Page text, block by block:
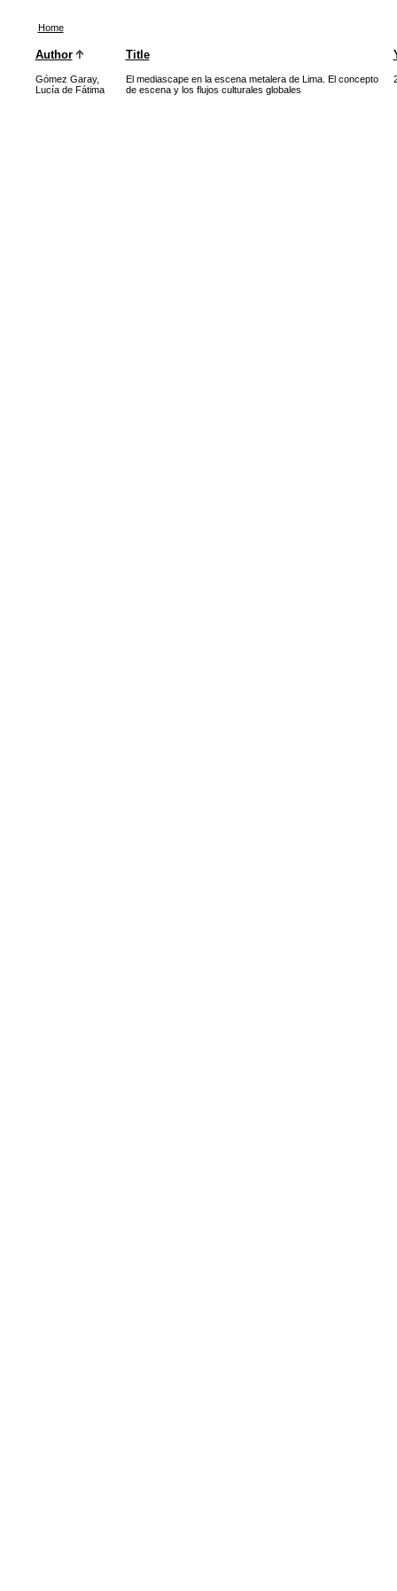
Home
Author Title
Gómez Garay,
Lucía de Fátima
El mediascape en la escena metalera de Lima. El concepto
de escena y los flujos culturales globales